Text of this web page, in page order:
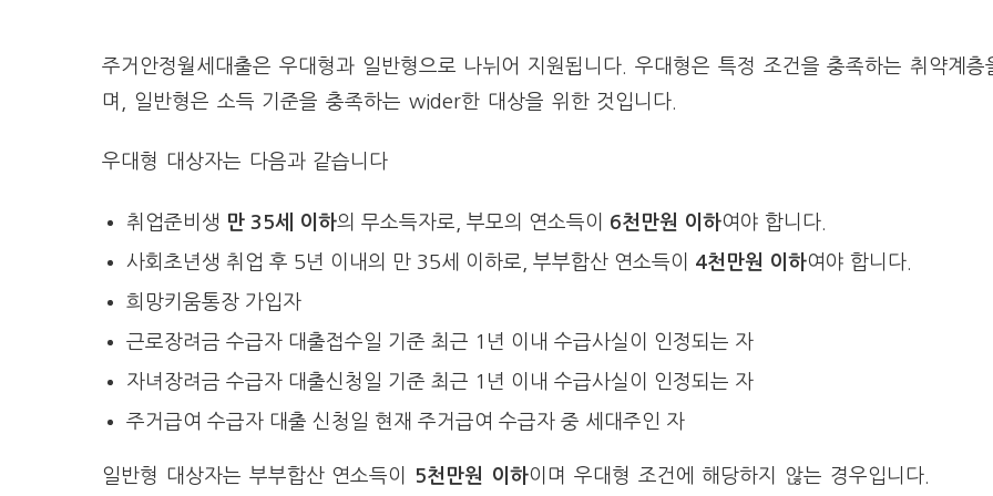
주거안정월세대출은 우대형과 일반형으로 나뉘어 지원됩니다. 우대형은 특정 조건을 충족하는 취약계층
며, 일반형은 소득 기준을 충족하는 wider한 대상을 위한 것입니다.
우대형 대상자는 다음과 같습니다
취업준비생 만 35세 이하의 무소득자로, 부모의 연소득이 6천만원 이하여야 합니다.
사회초년생 취업 후 5년 이내의 만 35세 이하로, 부부합산 연소득이 4천만원 이하여야 합니다.
희망키움통장 가입자
근로장려금 수급자 대출접수일 기준 최근 1년 이내 수급사실이 인정되는 자
자녀장려금 수급자 대출신청일 기준 최근 1년 이내 수급사실이 인정되는 자
주거급여 수급자 대출 신청일 현재 주거급여 수급자 중 세대주인 자
일반형 대상자는 부부합산 연소득이 5천만원 이하이며 우대형 조건에 해당하지 않는 경우입니다.